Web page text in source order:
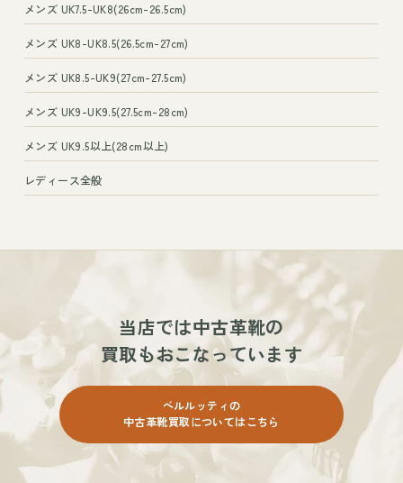
メンズ UK7.5-UK8(26cm-26.5cm)
メンズ UK8-UK8.5(26.5cm-27cm)
メンズ UK8.5-UK9(27cm-27.5cm)
メンズ UK9-UK9.5(27.5cm-28cm)
メンズ UK9.5以上(28cm以上)
レディース全般
当店では中古革靴の
買取もおこなっています
ベルルッティの
中古革靴買取についてはこちら